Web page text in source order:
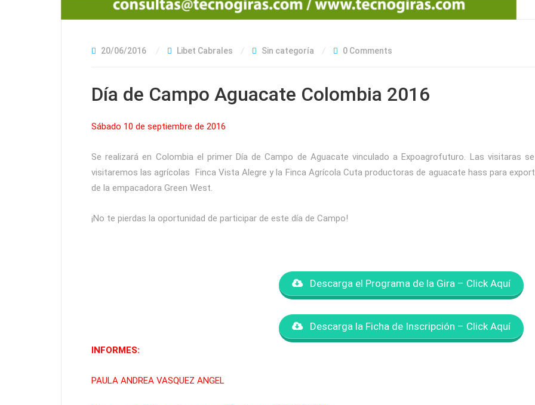
20/06/2016 Libet Cabrales Sin categoría 0 Comments
Día de Campo Aguacate Colombia 2016
Sábado 10 de septiembre de 2016
Se realizará en Colombia el primer Día de Campo de Aguacate vinculado a Expoagrofuturo. Las visitaras
visitaremos las agrícolas Finca Vista Alegre y la Finca Agrícola Cuta productoras de aguacate hass para
de la empacadora Green West.
¡No te pierdas la oportunidad de participar de este día de Campo!
Descarga el Programa de la Gira – Click Aquí
Descarga la Ficha de Inscripción – Click Aquí
INFORMES:
PAULA ANDREA VASQUEZ ANGEL